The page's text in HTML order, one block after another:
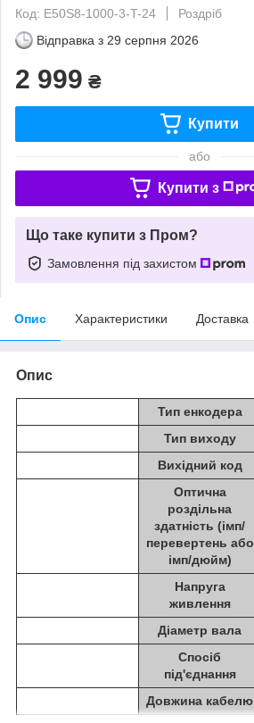
Код: E50S8-1000-3-T-24
Роздріб
Відправка з 29 серпня 2026
2 999 ₴
Купити
або
Купити з
Що таке купити з Пром?
Замовлення під захистом
Опис Характеристики Доставка
Опис
Тип енкодера
Тип виходу
Вихідний код
Оптична
роздільна
здатність (імп/
перевертень або
імп/дюйм)
Напруга
живлення
Діаметр вала
Спосіб
під'єднання
Довжина кабелю